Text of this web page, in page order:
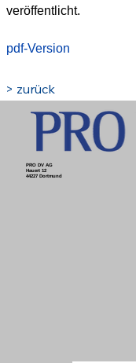
veröffentlicht.
pdf-Version
> zurück
PRO DV AG
Hauert 12
44227 Dortmund